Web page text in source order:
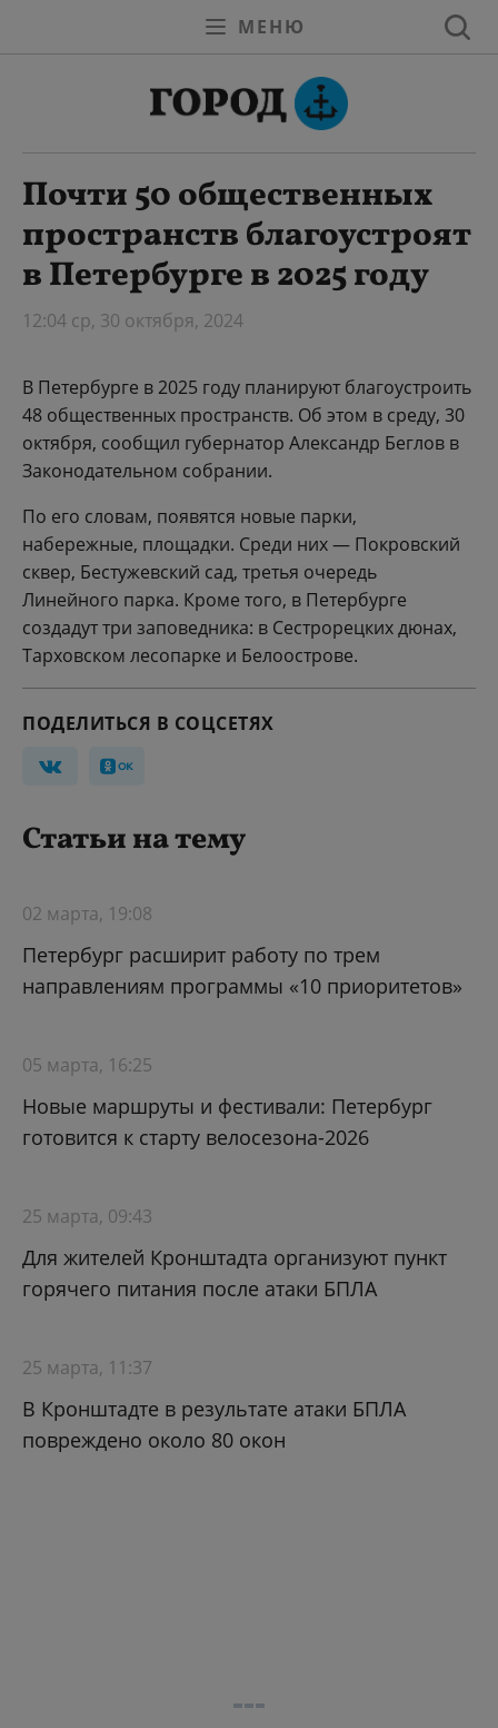
МЕНЮ
Почти 50 общественных
пространств благоустроят
в Петербурге в 2025 году
12:04 ср, 30 октября, 2024
В Петербурге в 2025 году планируют благоустроить
48 общественных пространств. Об этом в среду, 30
октября, сообщил губернатор Александр Беглов в
Законодательном собрании.
По его словам, появятся новые парки,
набережные, площадки. Среди них — Покровский
сквер, Бестужевский сад, третья очередь
Линейного парка. Кроме того, в Петербурге
создадут три заповедника: в Сестрорецких дюнах,
Тарховском лесопарке и Белоострове.
ПОДЕЛИТЬСЯ В СОЦСЕТЯХ
Статьи на тему
02 марта, 19:08
Петербург расширит работу по трем
направлениям программы «10 приоритетов»
05 марта, 16:25
Новые маршруты и фестивали: Петербург
готовится к старту велосезона-2026
25 марта, 09:43
Для жителей Кронштадта организуют пункт
горячего питания после атаки БПЛА
25 марта, 11:37
В Кронштадте в результате атаки БПЛА
повреждено около 80 окон